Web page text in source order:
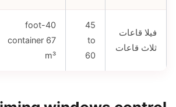
فيلا قاعات
ثلاث قاعات
45
to
60
40-foot
container 67
m³